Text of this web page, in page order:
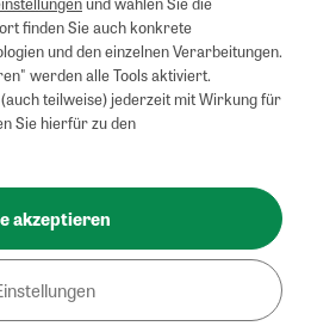
finden Sie auch konkrete
und den einzelnen Verarbeitungen.
werden alle Tools aktiviert.
teilweise) jederzeit mit Wirkung für
Sie hierfür zu den
akzeptieren